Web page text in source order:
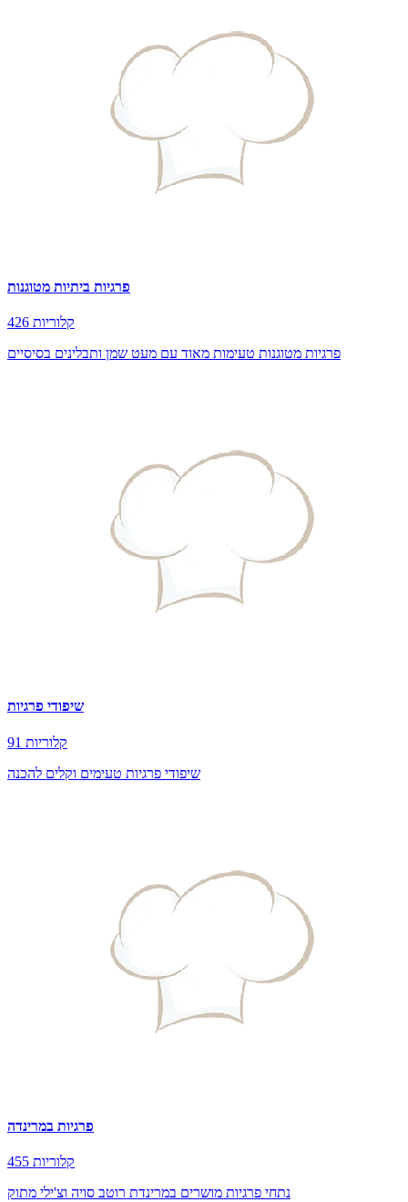
פרגיות ביתיות מטוגנות
426 קלוריות
פרגיות מטוגנות טעימות מאוד עם מעט שמן ותבלינים בסיסיים
שיפודי פרגיות
91 קלוריות
שיפודי פרגיות טעימים וקלים להכנה
פרגיות במרינדה
455 קלוריות
נתחי פרגיות מושרים במרינדת רוטב סויה וצ'ילי מתוק